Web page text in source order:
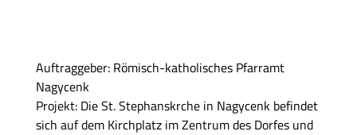
Auftraggeber: Römisch-katholisches Pfarramt
Nagycenk
Projekt: Die St. Stephanskrche in Nagycenk befindet
sich auf dem Kirchplatz im Zentrum des Dorfes und